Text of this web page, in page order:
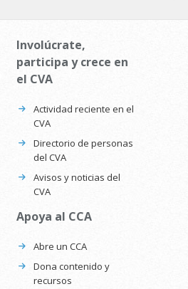
Involúcrate,
participa y crece en
el CVA
Actividad reciente en el
CVA
Directorio de personas
del CVA
Avisos y noticias del
CVA
Apoya al CCA
Abre un CCA
Dona contenido y
recursos